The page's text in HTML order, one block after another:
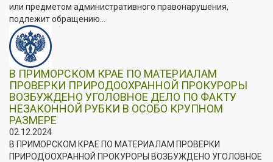
или предметом административного правонарушения,
подлежит обращению...
В ПРИМОРСКОМ КРАЕ ПО МАТЕРИАЛАМ
ПРОВЕРКИ ПРИРОДООХРАННОЙ ПРОКУРОРЫ
ВОЗБУЖДЕНО УГОЛОВНОЕ ДЕЛО ПО ФАКТУ
НЕЗАКОННОЙ РУБКИ В ОСОБО КРУПНОМ
РАЗМЕРЕ
02.12.2024
В ПРИМОРСКОМ КРАЕ ПО МАТЕРИАЛАМ ПРОВЕРКИ
ПРИРОДООХРАННОЙ ПРОКУРОРЫ ВОЗБУЖДЕНО УГОЛОВНОЕ